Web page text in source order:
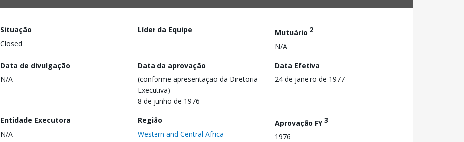
Situação
Closed
Líder da Equipe Mutuário 2
N/A
Data de divulgação
N/A
Data da aprovação
(conforme apresentação da Diretoria
Executiva)
8 de junho de 1976
Data Efetiva
24 de janeiro de 1977
Entidade Executora
N/A
Região
Western and Central Africa
Aprovação FY3
1976